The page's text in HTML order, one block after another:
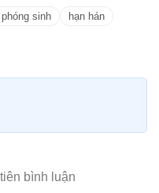
phóng sinh hạn hán